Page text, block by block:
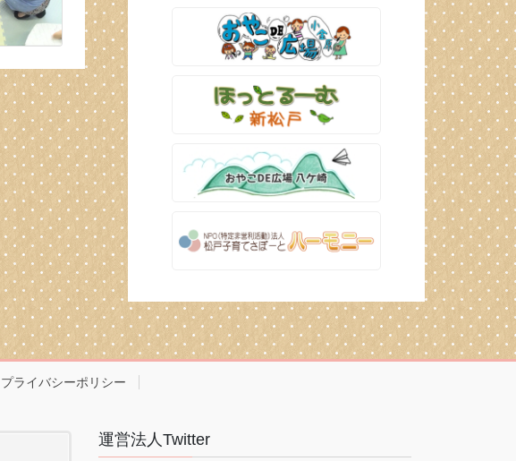
プライバシーポリシー
運営法人Twitter